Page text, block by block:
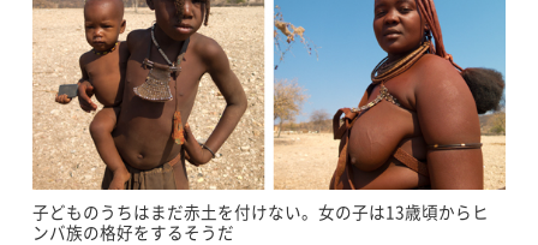
子どものうちはまだ赤土を付けない。女の子は13歳頃からヒ
ンバ族の格好をするそうだ